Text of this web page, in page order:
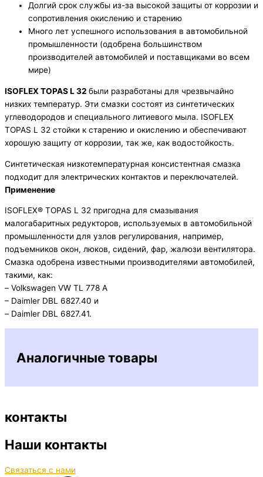
Долгий срок службы из-за высокой защиты от коррозии и
сопротивления окислению и старению
Много лет успешного использования в автомобильной
промышленности (одобрена большинством
производителей автомобилей и поставщиками во всем
мире)
ISOFLEX TOPAS L 32 были разработаны для чрезвычайно
низких температур. Эти смазки состоят из синтетических
углеводородов и специального литиевого мыла. ISOFLEX
TOPAS L 32 стойки к старению и окислению и обеспечивают
хорошую защиту от коррозии, так же, как водостойкость.
Синтетическая низкотемпературная консистентная смазка
подходит для электрических контактов и переключателей.
Применение
ISOFLEX® TOPAS L 32 пригодна для смазывания
малогабаритных редукторов, используемых в автомобильной
промышленности для узлов регулирования, например,
подъемников окон, люков, сидений, фар, жалюзи вентилятора.
Смазка одобрена известными производителями автомобилей,
такими, как:
– Volkswagen VW TL 778 A
– Daimler DBL 6827.40 и
– Daimler DBL 6827.41.
Аналогичные товары
контакты
Наши контакты
Связаться с нами